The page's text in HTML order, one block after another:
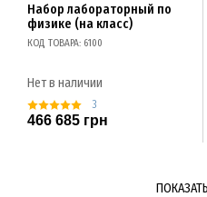
Набор лабораторный по
физике (на класс)
КОД ТОВАРА: 6100
Нет в наличии
3
466 685 грн